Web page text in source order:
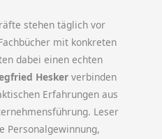
stehen täglich vor
mit konkreten
dabei einen echten
Hesker verbinden
Erfahrungen aus
Leser
Personalgewinnung,